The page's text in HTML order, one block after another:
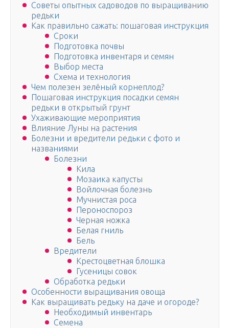
Советы опытных садоводов по выращиванию
редьки
Как правильно сажать: пошаговая инструкция
Сроки
Подготовка почвы
Подготовка инвентаря и семян
Выбор места
Схема и технология
Чем полезен зелёный корнеплод?
Пошаговая инструкция посадки семян
редьки в открытый грунт
Ухаживающие мероприятия
Влияние Луны на растения
Болезни и вредители редьки с фото и
названиями
Болезни
Кила
Мозаика капусты
Войлочная болезнь
Мучнистая роса
Пероноспороз
Черная ножка
Белая гниль
Бель
Вредители
Крестоцветная блошка
Гусеницы совок
Обработка редьки
Особенности выращивания овоща
Как выращивать редьку на даче и огороде?
Необходимый инвентарь
Семена